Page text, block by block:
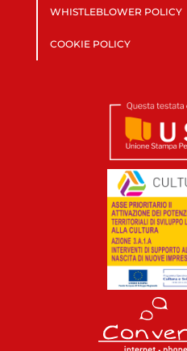
WHISTLEBLOWER POLICY
COOKIE POLICY